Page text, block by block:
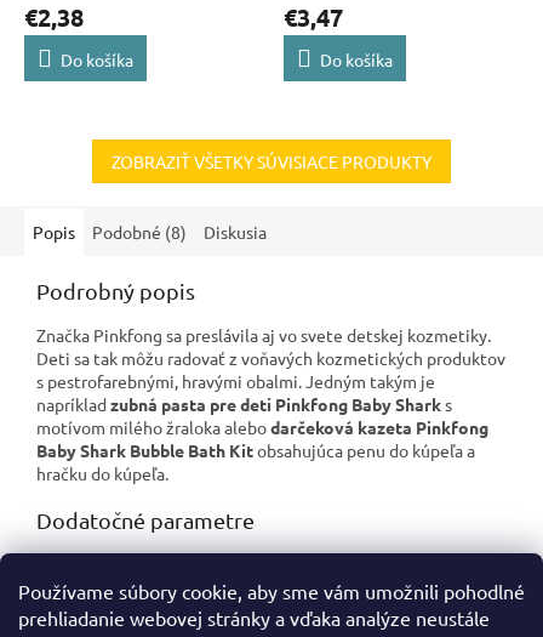
Používame súbory cookie, aby sme vám umožnili pohodlné
prehliadanie webovej stránky a vďaka analýze neustále
€2,38
Do košíka
€3,47
Do košíka
ZOBRAZIŤ VŠETKY SÚVISIACE PRODUKTY
Popis Podobné (8) Diskusia
Podrobný popis
Značka Pinkfong sa preslávila aj vo svete detskej kozmetiky.
Deti sa tak môžu radovať z voňavých kozmetických produktov
s pestrofarebnými, hravými obalmi. Jedným takým je
napríklad zubná pasta pre deti Pinkfong Baby Sharks
motívom milého žraloka alebodarčeková kazeta Pinkfong
Baby Shark Bubble Bath Kitobsahujúca penu do kúpeľa a
hračku do kúpeľa.
Dodatočné parametre
Hmotnosť
0.3 kg